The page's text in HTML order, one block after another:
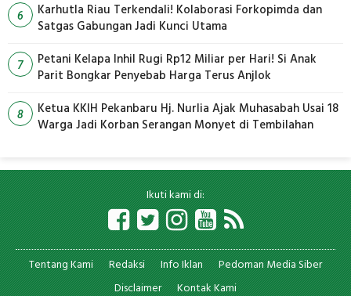
6
Karhutla Riau Terkendali! Kolaborasi Forkopimda dan
Satgas Gabungan Jadi Kunci Utama
7
Petani Kelapa Inhil Rugi Rp12 Miliar per Hari! Si Anak
Parit Bongkar Penyebab Harga Terus Anjlok
8
Ketua KKIH Pekanbaru Hj. Nurlia Ajak Muhasabah Usai 18
Warga Jadi Korban Serangan Monyet di Tembilahan
Ikuti kami di:
Tentang Kami Redaksi Info Iklan
Pedoman Media Siber
Disclaimer
Kontak Kami